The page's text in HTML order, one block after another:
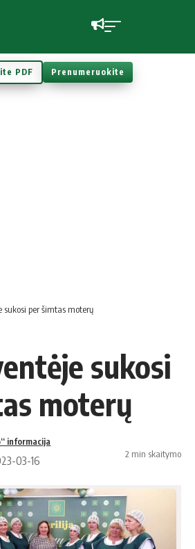
PDF Prenumeruokite
sukosi per šimtas moterų
sukosi
moterų
informacija
03-16
2 min skaitymo